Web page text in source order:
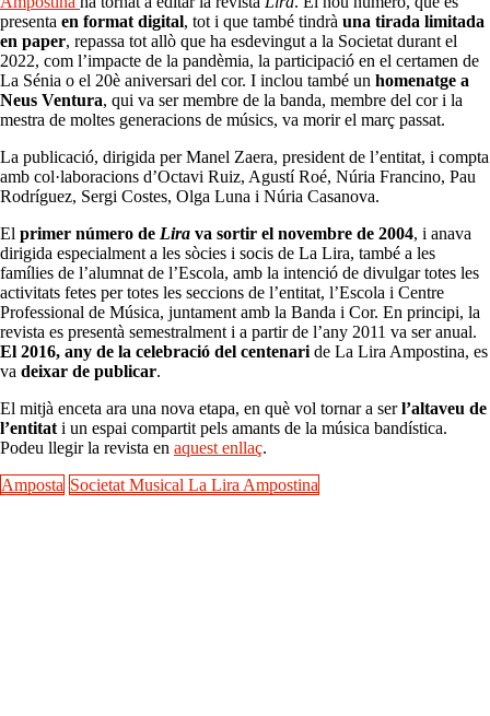
presenta en format digital, tot i que també tindrà una tirada limitada
en paper, repassa tot allò que ha esdevingut a la Societat durant el
2022, com l’impacte de la pandèmia, la participació en el certamen de
La Sénia o el 20è aniversari del cor. I inclou també un homenatge a
Neus Ventura, qui va ser membre de la banda, membre del cor i la
mestra de moltes generacions de músics, va morir el març passat.
La publicació, dirigida per Manel Zaera, president de l’entitat, i compta
amb col·laboracions d’Octavi Ruiz, Agustí Roé, Núria Francino, Pau
Rodríguez, Sergi Costes, Olga Luna i Núria Casanova.
El primer número de Lira va sortir el novembre de 2004, i anava
dirigida especialment a les sòcies i socis de La Lira, també a les
famílies de l’alumnat de l’Escola, amb la intenció de divulgar totes les
activitats fetes per totes les seccions de l’entitat, l’Escola i Centre
Professional de Música, juntament amb la Banda i Cor. En principi, la
revista es presentà semestralment i a partir de l’any 2011 va ser anual.
El 2016, any de la celebració del centenaride La Lira Ampostina, es
va deixar de publicar.
El mitjà enceta ara una nova etapa, en què vol tornar a serl’altaveu de
l’entitati un espai compartit pels amants de la música bandística.
Podeu llegir la revista en aquest enllaç.
Amposta Societat Musical La Lira Ampostina